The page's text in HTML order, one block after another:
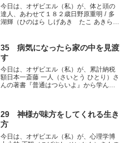
今日は、オザビエル（私）が、体と頭の
達人、あわせて１８２歳日野原重明 / 多
湖輝（ひのはら しげあき たこ あきら）
者mind」をお届けします。１ 逆境が成
長の糧、スト...
35 病気になったら家の中を見渡
す
今日は、オザビエル（私）が、累計納税
額日本一斎藤 一人（さいとう ひとり）さ
んの著書『普通はつらいよ』から学んだ
か？」 先の見通しかきかない人がいま
す。みんなと違う...
29 神様が味方をしてくれる生き
方
今日は、オザビエル（私）が、心理学博